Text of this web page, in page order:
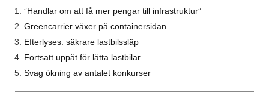
”Handlar om att få mer pengar till infrastruktur”
Greencarrier växer på containersidan
Efterlyses: säkrare lastbilssläp
Fortsatt uppåt för lätta lastbilar
Svag ökning av antalet konkurser